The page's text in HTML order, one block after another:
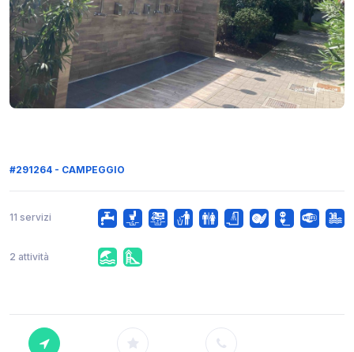
#291264 - CAMPEGGIO
11 servizi
2 attività